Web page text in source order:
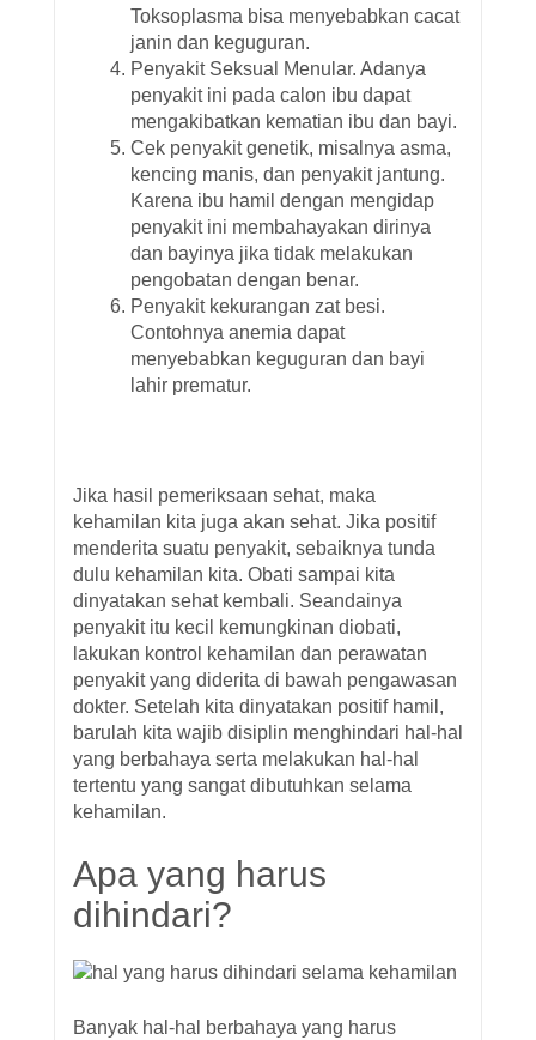
Toksoplasma bisa menyebabkan cacat
janin dan keguguran.
Penyakit Seksual Menular. Adanya
penyakit ini pada calon ibu dapat
mengakibatkan kematian ibu dan bayi.
Cek penyakit genetik, misalnya asma,
kencing manis, dan penyakit jantung.
Karena ibu hamil dengan mengidap
penyakit ini membahayakan dirinya
dan bayinya jika tidak melakukan
pengobatan dengan benar.
Penyakit kekurangan zat besi.
Contohnya anemia dapat
menyebabkan keguguran dan bayi
lahir prematur.
Jika hasil pemeriksaan sehat, maka
kehamilan kita juga akan sehat. Jika positif
menderita suatu penyakit, sebaiknya tunda
dulu kehamilan kita. Obati sampai kita
dinyatakan sehat kembali. Seandainya
penyakit itu kecil kemungkinan diobati,
lakukan kontrol kehamilan dan perawatan
penyakit yang diderita di bawah pengawasan
dokter. Setelah kita dinyatakan positif hamil,
barulah kita wajib disiplin menghindari hal-hal
yang berbahaya serta melakukan hal-hal
tertentu yang sangat dibutuhkan selama
kehamilan.
Apa yang harus
dihindari?
Banyak hal-hal berbahaya yang harus